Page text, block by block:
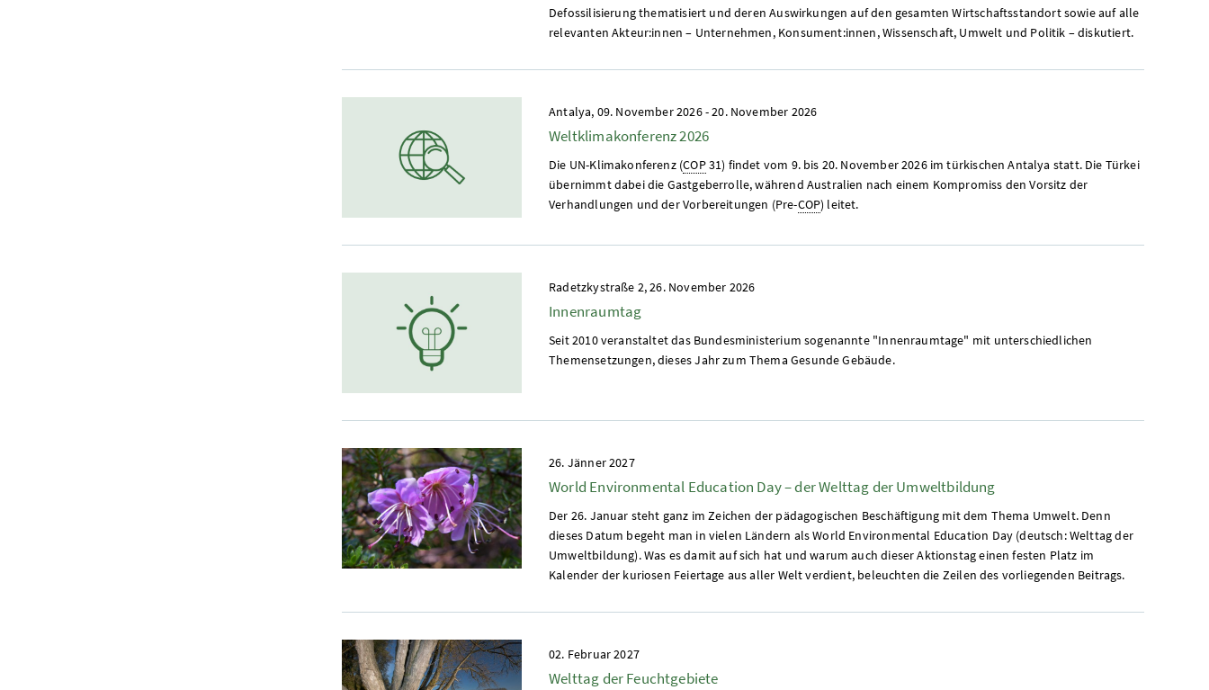
Defossilisierung thematisiert und deren Auswirkungen auf den gesamten Wirtschaftsstandort sowie auf alle
relevanten Akteur:innen – Unternehmen, Konsument:innen, Wissenschaft, Umwelt und Politik – diskutiert.
Antalya, 09. November 2026-20. November 2026
Weltklimakonferenz 2026
Die UN-Klimakonferenz (COP31) findet vom 9. bis 20. November 2026 im türkischen Antalya statt. Die Türkei
übernimmt dabei die Gastgeberrolle, während Australien nach einem Kompromiss den Vorsitz der
Verhandlungen und der Vorbereitungen (Pre-COP) leitet.
Radetzkystraße 2,26. November 2026
Innenraumtag
Seit 2010 veranstaltet das Bundesministerium sogenannte "Innenraumtage" mit unterschiedlichen
Themensetzungen, dieses Jahr zum Thema Gesunde Gebäude.
26. Jänner 2027
World Environmental Education Day – der Welttag der Umweltbildung
Der 26. Januar steht ganz im Zeichen der pädagogischen Beschäftigung mit dem Thema Umwelt. Denn
dieses Datum begeht man in vielen Ländern als World Environmental Education Day (deutsch: Welttag der
Umweltbildung). Was es damit auf sich hat und warum auch dieser Aktionstag einen festen Platz im
Kalender der kuriosen Feiertage aus aller Welt verdient, beleuchten die Zeilen des vorliegenden Beitrags.
02. Februar 2027
Welttag der Feuchtgebiete